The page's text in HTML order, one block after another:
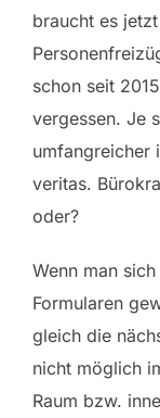
braucht es
schon seit
vergessen. Je
umfangreicher
veritas.
oder?
Wenn man
Formularen
gleich die
nicht möglich
Raum bzw.